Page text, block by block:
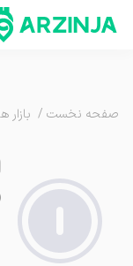
صفحه نخست / بازار